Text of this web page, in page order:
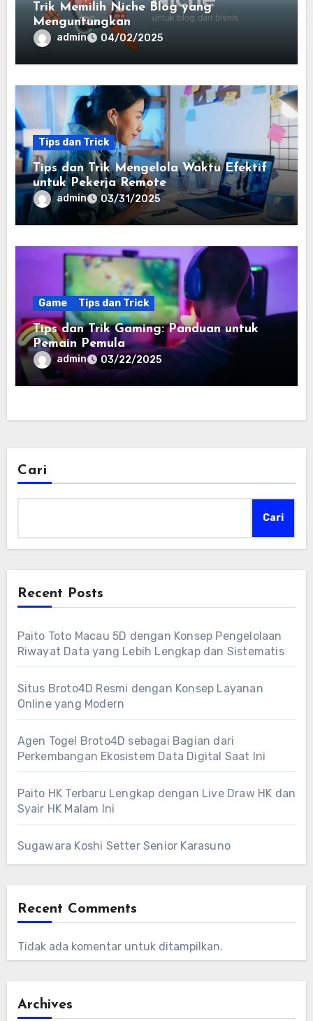
Trik Memilih Niche Blog yang
Menguntungkan
admin 04/02/2025
Tips dan Trick
Tips dan Trik Mengelola Waktu Efektif
untuk Pekerja Remote
admin 03/31/2025
Game Tips dan Trick
Tips dan Trik Gaming: Panduan untuk
Pemain Pemula
admin 03/22/2025
Cari
Cari
Recent Posts
Paito Toto Macau 5D dengan Konsep Pengelolaan
Riwayat Data yang Lebih Lengkap dan Sistematis
Situs Broto4D Resmi dengan Konsep Layanan
Online yang Modern
Agen Togel Broto4D sebagai Bagian dari
Perkembangan Ekosistem Data Digital Saat Ini
Paito HK Terbaru Lengkap dengan Live Draw HK dan
Syair HK Malam Ini
Sugawara Koshi Setter Senior Karasuno
Recent Comments
Tidak ada komentar untuk ditampilkan.
Archives